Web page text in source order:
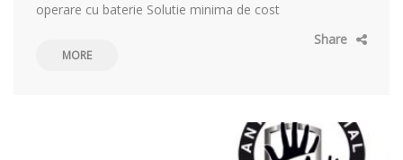
operare cu baterie Solutie minima de cost
Share
MORE